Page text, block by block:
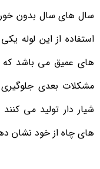
سال های سال بدون
استفاده از این لوله
های عمیق می باشد که
مشکلات بعدی جلوگیری
شیار دار تولید می
های چاه از خود نشان